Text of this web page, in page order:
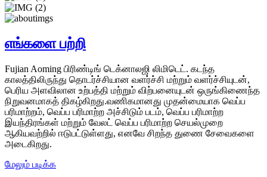
எங்களை பற்றி
Fujian Aoming பிரிண்டிங் டெக்னாலஜி லிமிடெட். கடந்த
காலத்திலிருந்து தொடர்ச்சியான வளர்ச்சி மற்றும் வளர்ச்சியுடன்,
பெரிய அளவிலான உற்பத்தி மற்றும் விற்பனையுடன் ஒருங்கிணைந்த
நிறுவனமாகத் திகழ்கிறது.வணிகமானது முதன்மையாக வெப்ப
பரிமாற்றம், வெப்ப பரிமாற்ற அச்சிடும் படம், வெப்ப பரிமாற்ற
இயந்திரங்கள் மற்றும் வேலட் வெப்ப பரிமாற்ற செயல்முறை
ஆகியவற்றில் ஈடுபட்டுள்ளது, எனவே சிறந்த துணை சேவைகளை
அடைகிறது.
மேலும் படிக்க